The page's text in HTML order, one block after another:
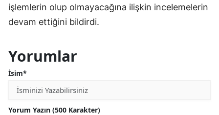
işlemlerin olup olmayacağına ilişkin incelemelerin
devam ettiğini bildirdi.
Yorumlar
İsim*
Yorum Yazın (500 Karakter)